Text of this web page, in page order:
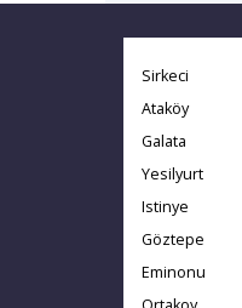
Sirkeci
Ataköy
Galata
Yesilyurt
Istinye
Göztepe
Eminonu